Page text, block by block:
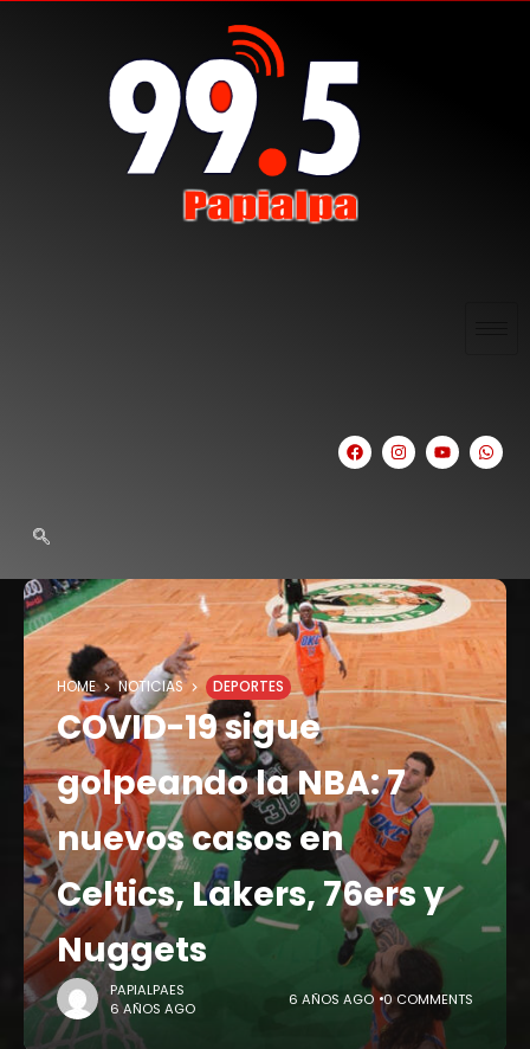
HOME NOTICIAS DEPORTES
COVID-19 sigue
golpeando la NBA: 7
nuevos casos en
Celtics, Lakers, 76ers y
Nuggets
PAPIALPAES
6 AÑOS AGO
6 AÑOS AGO 0 COMMENTS